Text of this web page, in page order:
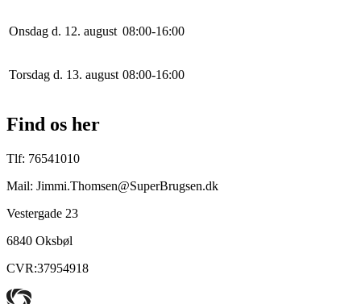
Onsdag d. 12. august 08:00-16:00
Torsdag d. 13. august 08:00-16:00
Find os her
Tlf: 76541010
Mail: Jimmi.Thomsen@SuperBrugsen.dk
Vestergade 23
6840 Oksbøl
CVR:37954918